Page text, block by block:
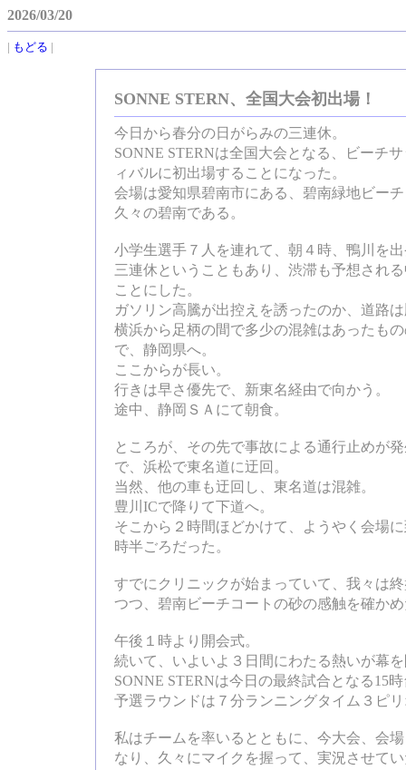
2026/03/20
| もどる |
SONNE STERN、全国大会初出場！
今日から春分の日がらみの三連休。
SONNE STERNは全国大会となる、ビーチ
ィバルに初出場することになった。
会場は愛知県碧南市にある、碧南緑地ビー
久々の碧南である。
小学生選手７人を連れて、朝４時、鴨川を
三連休ということもあり、渋滞も予想され
ことにした。
ガソリン高騰が出控えを誘ったのか、道路
横浜から足柄の間で多少の混雑はあったも
で、静岡県へ。
ここからが長い。
行きは早さ優先で、新東名経由で向かう。
途中、静岡ＳＡにて朝食。
ところが、その先で事故による通行止めが
で、浜松で東名道に迂回。
当然、他の車も迂回し、東名道は混雑。
豊川ICで降りて下道へ。
そこから２時間ほどかけて、ようやく会場
時半ごろだった。
すでにクリニックが始まっていて、我々は
つつ、碧南ビーチコートの砂の感触を確か
午後１時より開会式。
続いて、いよいよ３日間にわたる熱いが幕
SONNE STERNは今日の最終試合となる15
予選ラウンドは７分ランニングタイム３ピ
私はチームを率いるとともに、今大会、会
なり、久々にマイクを握って、実況させて